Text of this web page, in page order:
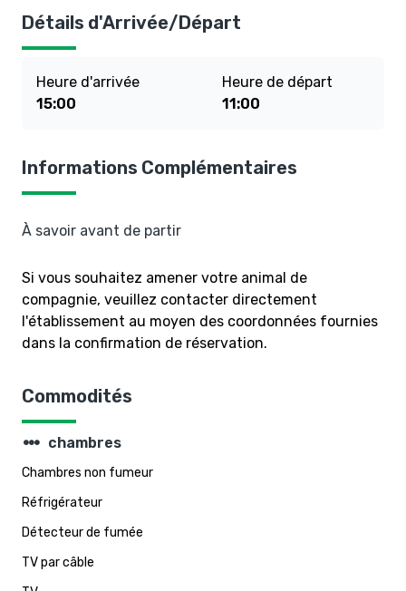
Détails d'Arrivée/Départ
Heure d'arrivée
15:00
Heure de départ
11:00
Informations Complémentaires
À savoir avant de partir
Si vous souhaitez amener votre animal de
compagnie, veuillez contacter directement
l'établissement au moyen des coordonnées fournies
dans la confirmation de réservation.
Commodités
steppers chambres
Chambres non fumeur
Réfrigérateur
Détecteur de fumée
TV par câble